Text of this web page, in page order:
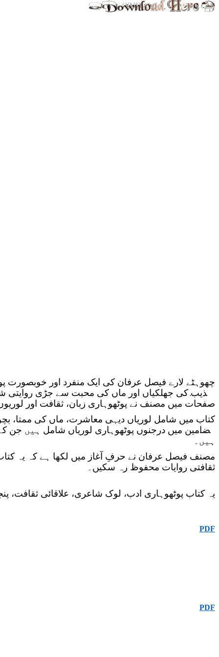
تہذیب کی جھلکیاں اور ماں کی محبت سے جڑی روایتی
صفحات میں مصنف نے پوٹھوہاری زبان، ثقافت اور
کتاب میں شامل لوریاں دیہی معاشرت، ماں کی ممتا،
مضامین میں درجنوں پوٹھوہاری لوریاں شامل ہیں جن کے
ہیں۔
مصنف فیصل عرفان نے حرفِ آغاز میں لکھا ہے کہ یہ
ثقافتی روایات محفوظ رہ سکیں۔
یہ کتاب پوٹھوہاری ادب، لوک شاعری، علاقائی ثقافت،
PDF
PDF